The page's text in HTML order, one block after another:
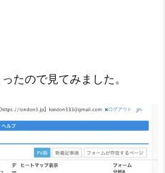
たので見てみました。